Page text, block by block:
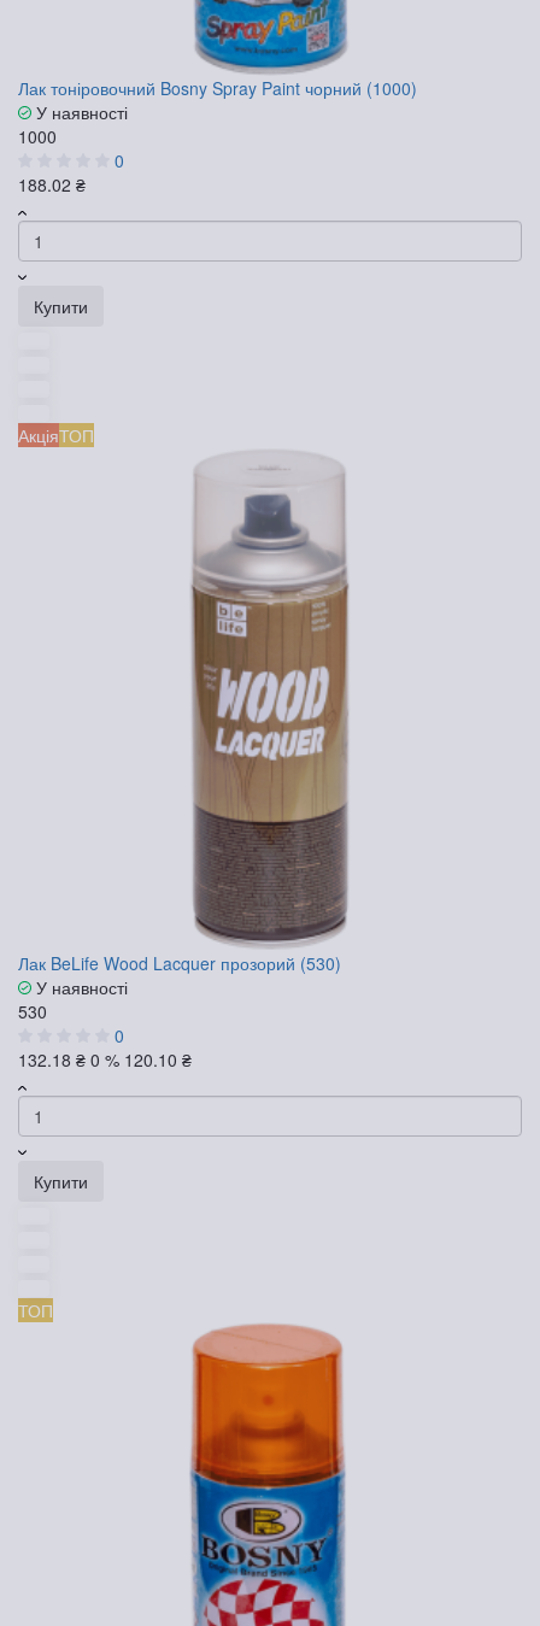
Лак тоніровочний Bosny Spray Paint чорний (1000)
У наявності
1000
0
188.02 ₴
Купити
АкціяТОП
Лак BeLife Wood Lacquer прозорий (530)
У наявності
530
0
132.18 ₴ 0 % 120.10 ₴
Купити
ТОП